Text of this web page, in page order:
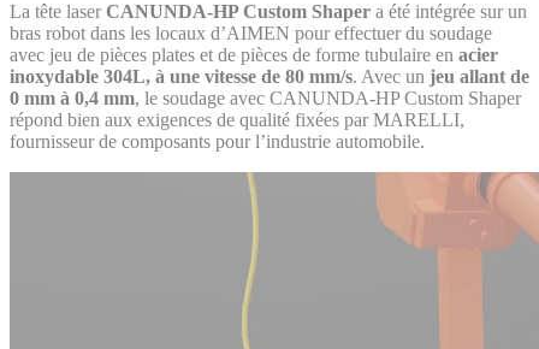
La tête laser CANUNDA-HP Custom Shaper a été intégrée sur un
bras robot dans les locaux d’AIMEN pour effectuer du soudage
avec jeu de pièces plates et de pièces de forme tubulaire en acier
inoxydable 304L, à une vitesse de 80 mm/s. Avec un jeu allant de
0 mm à 0,4 mm, le soudage avec CANUNDA-HP Custom Shaper
répond bien aux exigences de qualité fixées par MARELLI,
fournisseur de composants pour l’industrie automobile.